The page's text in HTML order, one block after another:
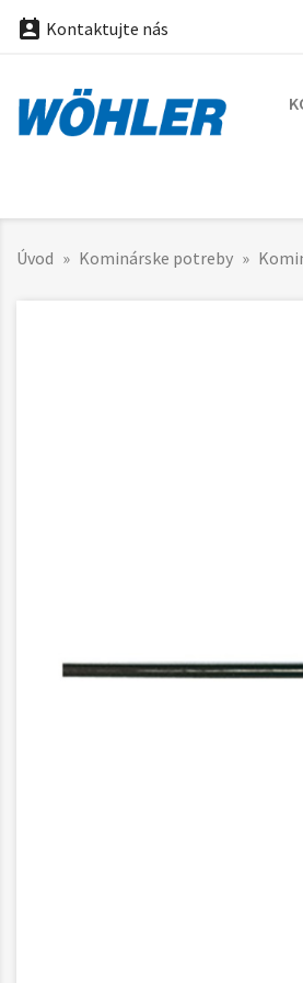
 Kontaktujte nás
Úvod Kominárske potreby